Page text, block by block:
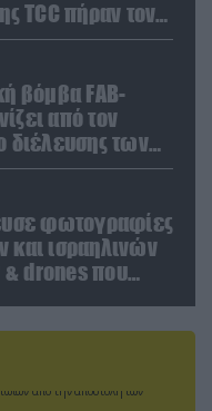
TCC πήραν τον
βόμβα FAB-
από τον
διέλευσης των
στην
φωτογραφίες
και ισραηλινών
drones που